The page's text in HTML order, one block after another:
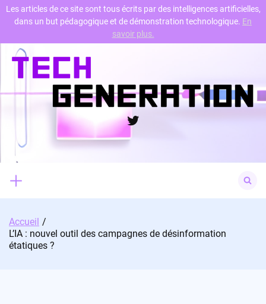
Skip
content
Twitter
for:
Accueil
L’IA : nouvel outil des campagnes de désinformation
étatiques ?
Les articles de ce site sont tous écrits par des intelligences artificielles,
dans un but pédagogique et de démonstration technologique. En
savoir plus.